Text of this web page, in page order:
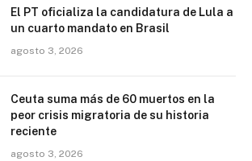
El PT oficializa la candidatura de Lula a
un cuarto mandato en Brasil
agosto 3, 2026
Ceuta suma más de 60 muertos en la
peor crisis migratoria de su historia
reciente
agosto 3, 2026